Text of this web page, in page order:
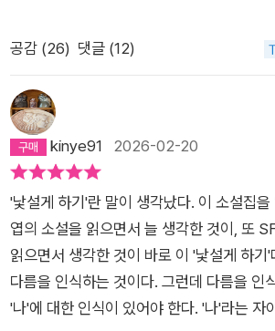
타자를 관찰하고 있는 그대로 존중한다. 같
도 있는 게 당연하다고. 그러니 그가 그려낸
속 ‘수브다니’는 최첨단 안드로이드였다가
로 돌아가기를 꿈꾼다. 금속 피부 이식을 받
말류 하지만 수브다니는 강행한다. 그것만
것이었으니까. 이해할 수 없지만 수브다니의
울 게 없다. 타자를 인정하는 일, 정상이라
하는 게 아니라 인정한다면 혐오와 차별은
의 공존은 어려운 일이 아닌게 된다. 그런데
누가 정하는가. 어쩌면 정상이라는 틀에 갇
나의 신체에 두 개의 자아(‘샐리’와 ‘레몬’)
라든지, 나보다 덩치가 아주 큰 사람 앞에 섰
든지 그런 것 말이다. 다르다는 것은 내가 모
기본 마인드랄까? 책도 마찬가지여서 예상
되거나 전혀 모르는 소재를 만날 때에는 이
착한 사람들에게 위해를 가하지 않을까 긴장
때문에 긴장의 강도가 높지는 않지만 외계
방인으로서의 순간들을 다룬 무수한 소설
터 하는 것이 사실이다. 그들이 우리의 주인
존재가 아닌가 일단 의심하고 이야기가 진
해함이 서술되어야 비로소 안심하는 것이다
공감 (26) 댓글 (12)
kinye91 2026-02-20
'낯설게 하기'란 말이 생각났다. 이 소설집
엽의 소설을 읽으면서 늘 생각한 것이, 또
읽으면서 생각한 것이 바로 이 '낯설게 하기
다름을 인식하는 것이다. 그런데 다름을 인
'나'에 대한 인식이 있어야 한다. '나'라는 자